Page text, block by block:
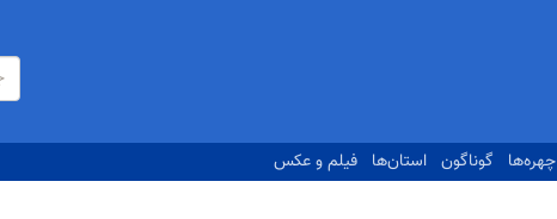
چهره‌ها گوناگون استان‌ها فیلم و عکس